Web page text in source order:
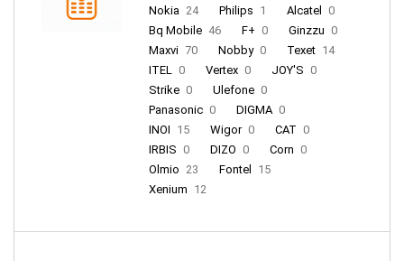
Nokia 24 Philips 1 Alcatel
0
Bq Mobile 46 F+ 0 Ginzzu 0
Maxvi 70 Nobby 0 Texet 14
ITEL 0 Vertex 0 JOY'S 0
Strike 0 Ulefone 0
Panasonic 0 DIGMA 0
INOI 15 Wigor 0 CAT 0
IRBIS 0 DIZO 0 Corn 0
Olmio 23 Fontel
15
Xenium 12